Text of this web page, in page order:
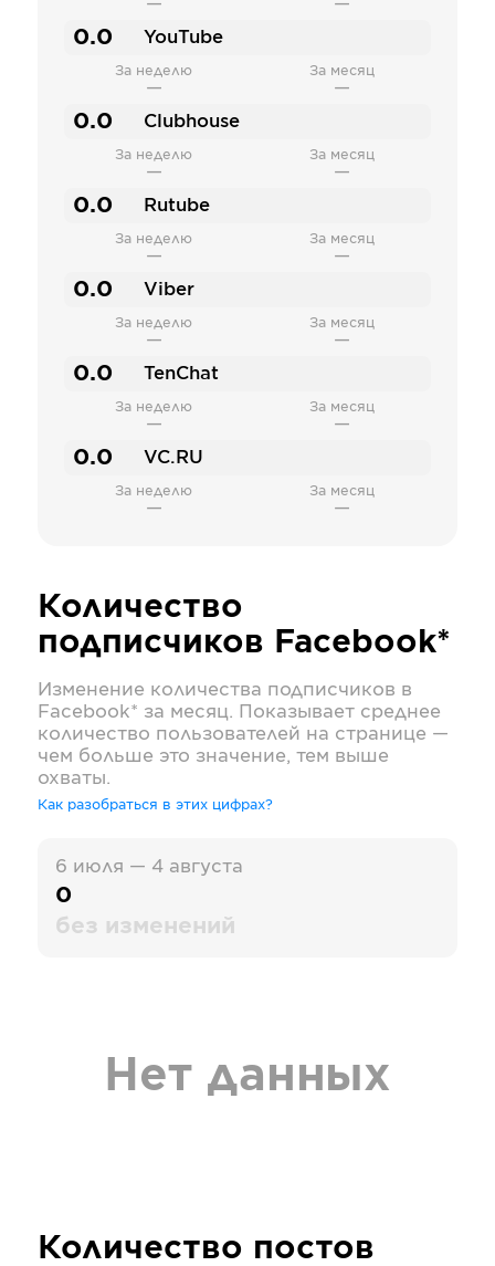
— —
0.0 YouTube
За неделю
—
За месяц
—
0.0 Clubhouse
За неделю
—
За месяц
—
0.0 Rutube
За неделю
—
За месяц
—
0.0 Viber
За неделю
—
За месяц
—
0.0 TenChat
За неделю
—
За месяц
—
0.0 VC.RU
За неделю
—
За месяц
—
Количество
подписчиков Facebook*
Изменение количества подписчиков в
Facebook* за месяц. Показывает среднее
количество пользователей на странице —
чем больше это значение, тем выше
охваты.
Как разобраться в этих цифрах?
6 июля — 4 августа
0
без изменений
Нет данных
Количество постов